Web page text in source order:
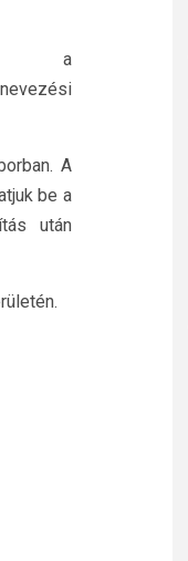
a
A
be a
után